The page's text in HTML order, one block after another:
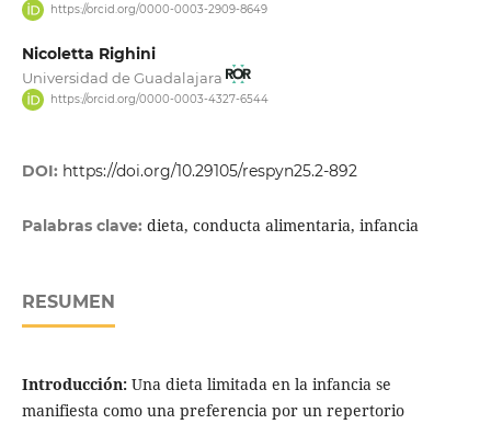
https://orcid.org/0000-0003-2909-8649
Nicoletta Righini
Universidad de Guadalajara
https://orcid.org/0000-0003-4327-6544
DOI: https://doi.org/10.29105/respyn25.2-892
Palabras clave: dieta, conducta alimentaria, infancia
RESUMEN
Introducción:Una dieta limitada en la infancia se
manifiesta como una preferencia por un repertorio